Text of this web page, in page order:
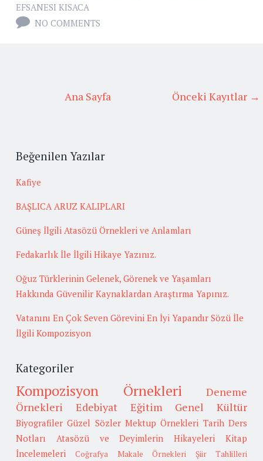
EFSANESI KISACA
NO COMMENTS
Önceki Kayıtlar →
Ana Sayfa
Beğenilen Yazılar
Kafiye
BAŞLICA ARUZ KALIPLARI
Güneş İlgili Atasözü Örnekleri ve Anlamları
Fedakarlık İle İlgili Hikaye Yazınız.
Oğuz Türklerinin Gelenek, Görenek ve Yaşamları
Hakkında Güvenilir Kaynaklardan Araştırma Yapınız.
Vatanını En Çok Seven Görevini En İyi Yapandır Sözü İle
İlgili Kompozisyon
Kategoriler
Kompozisyon Örnekleri
Deneme
Örnekleri
Edebiyat Eğitim Genel Kültür
Biyografiler Güzel Sözler Mektup Örnekleri Tarih Ders
Notları
Atasözü ve Deyimlerin Hikayeleri
Kitap
İncelemeleri
Coğrafya Makale Örnekleri Şiir Tahlilleri